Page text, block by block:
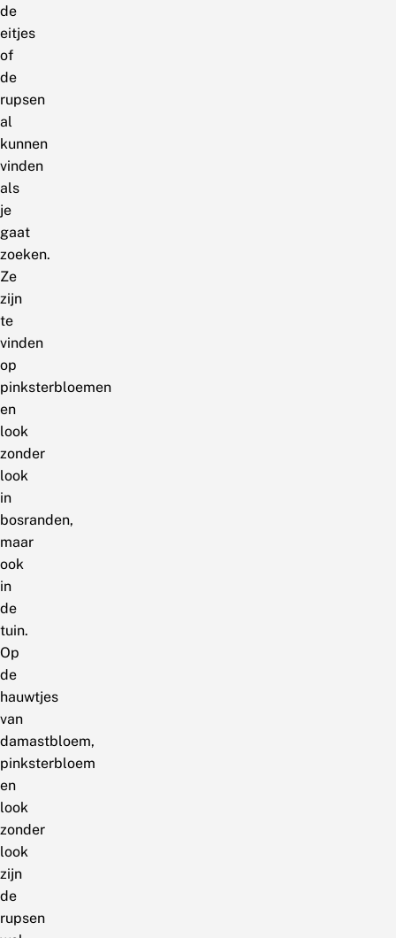
de
eitjes
of
de
rupsen
al
kunnen
vinden
als
je
gaat
zoeken.
Ze
zijn
te
vinden
op
pinksterbloemen
en
look
zonder
look
in
bosranden,
maar
ook
in
de
tuin.
Op
de
hauwtjes
van
damastbloem,
pinksterbloem
en
look
zonder
look
zijn
de
rupsen